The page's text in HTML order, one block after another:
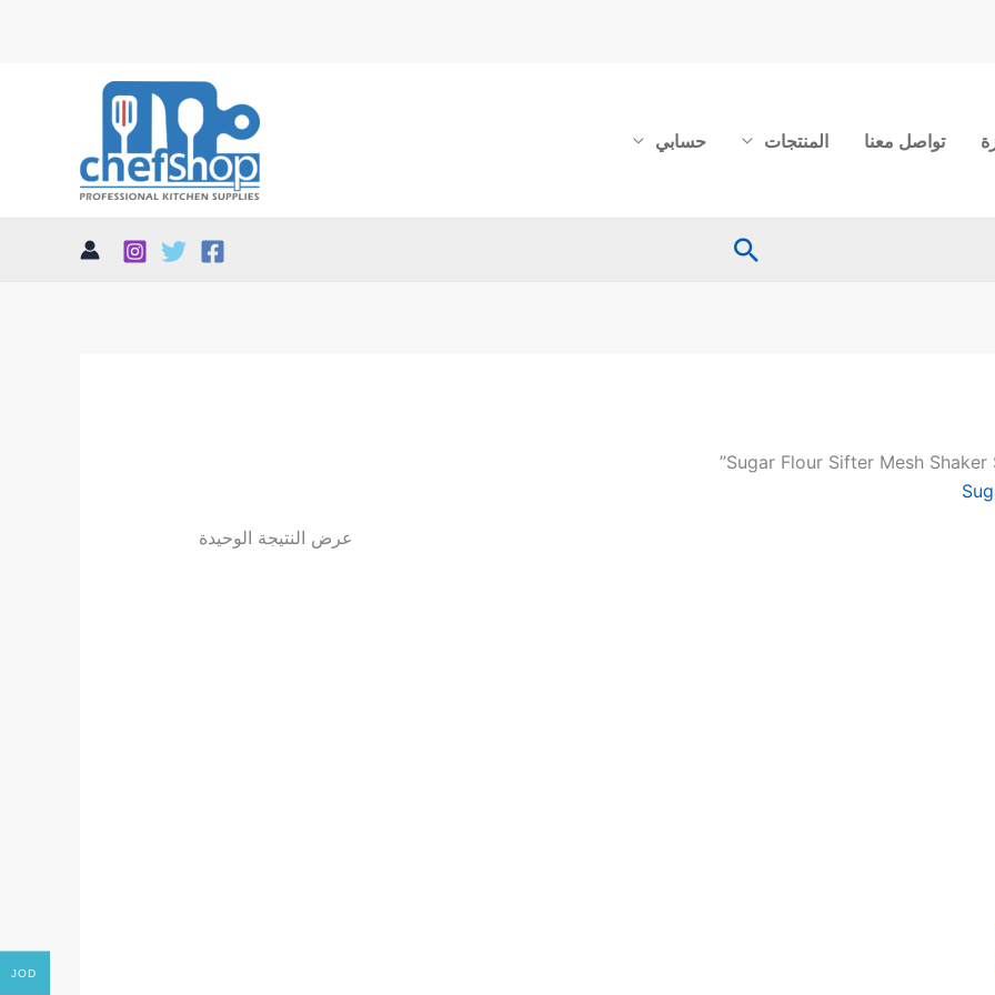
تواصل معنا المنتجات حسابي
البحث
عرض النتيجة الوحيدة
JOD